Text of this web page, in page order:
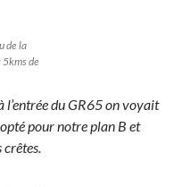
de la
5kms de
l’entrée du GR65 on voyait
opté pour notre plan B et
crêtes.